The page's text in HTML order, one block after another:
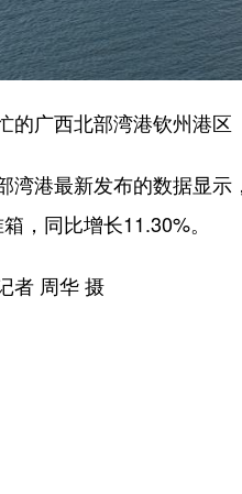
广西北部湾港钦州港区
港最新发布的数据显示
，同比增长11.30%。
周华 摄